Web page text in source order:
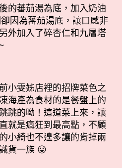
的蕃茄湯為底，加入奶油
因為蕃茄湯底，讓口感非
外加入了碎杏仁和九層塔
小雯姊店裡的招牌菜色之
海產為食材的是餐盤上的
跳的呦！這道菜上來，讓
就是瘋狂到最高點，不顧
小綺也不遑多讓的肯掉兩
貨一族 😛